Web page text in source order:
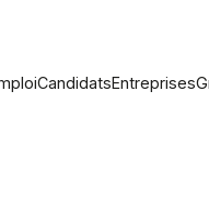
CandidatsEntreprises